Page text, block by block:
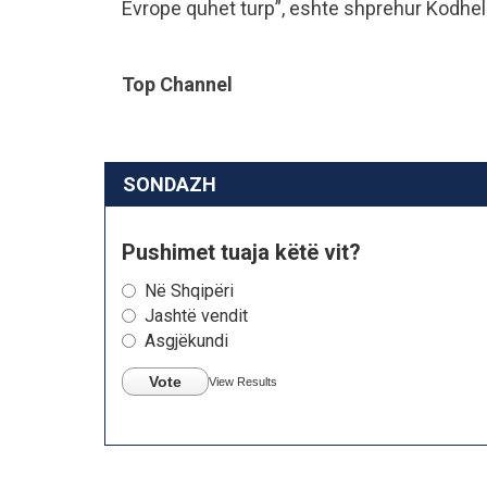
Evrope quhet turp”, eshte shprehur
Top Channel
SONDAZH
Pushimet tuaja këtë vit?
Në Shqipëri
Jashtë vendit
Asgjëkundi
Vote View Results